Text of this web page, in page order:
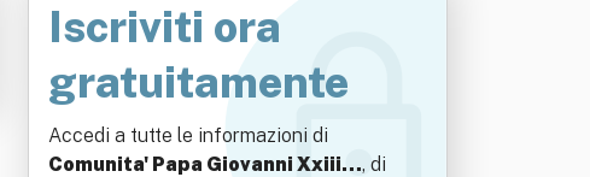
Iscriviti ora
gratuitamente
Accedi a tutte le informazioni di
Comunita' Papa Giovanni Xxiii…, di